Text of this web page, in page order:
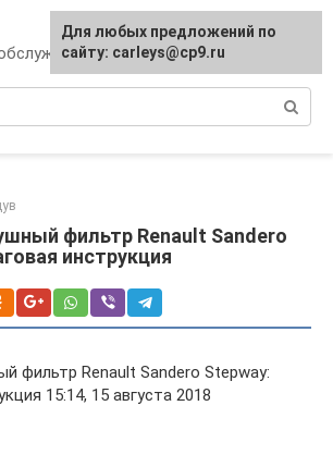
и ремонт
фильтр Renault Sandero
инструкция
фильтр Renault Sandero Stepway:
15:14, 15 августа 2018
Для любых предложений по
сайту: carleys@cp9.ru